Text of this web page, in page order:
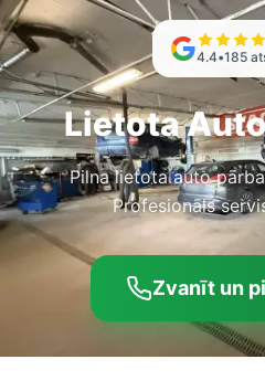
4.4•185
Lietota
Pilna lietota auto
Profesionāls
Zvanīt un